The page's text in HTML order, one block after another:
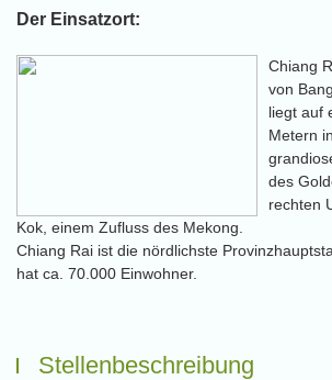
Der Einsatzort:
Chiang
von
liegt auf
Metern
des
rechten
Kok, einem Zufluss des Mekong.
Chiang Rai ist die nördlichste
hat ca. 70.000 Einwohner.
Stellenbeschreibung